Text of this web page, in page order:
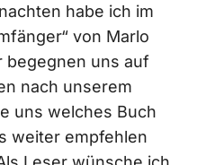
habe ich im
von Marlo
begegnen uns auf
nach unserem
uns welches Buch
weiter empfehlen